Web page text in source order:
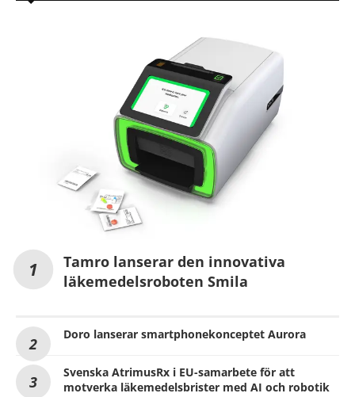
Tamro lanserar den innovativa
läkemedelsroboten Smila
Doro lanserar smartphonekonceptet Aurora
Svenska AtrimusRx i EU-samarbete för att
motverka läkemedelsbrister med AI och robotik